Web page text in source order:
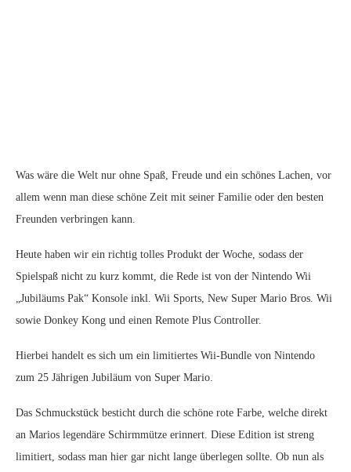
Was wäre die Welt nur ohne Spaß, Freude und ein schönes Lachen, vor
allem wenn man diese schöne Zeit mit seiner Familie oder den besten
Freunden verbringen kann.
Heute haben wir ein richtig tolles Produkt der Woche, sodass der
Spielspaß nicht zu kurz kommt, die Rede ist von der Nintendo Wii
„Jubiläums Pak“ Konsole inkl. Wii Sports, New Super Mario Bros. Wii
sowie Donkey Kong und einen Remote Plus Controller.
Hierbei handelt es sich um ein limitiertes Wii-Bundle von Nintendo
zum 25 Jährigen Jubiläum von Super Mario.
Das Schmuckstück besticht durch die schöne rote Farbe, welche direkt
an Marios legendäre Schirmmütze erinnert. Diese Edition ist streng
limitiert, sodass man hier gar nicht lange überlegen sollte. Ob nun als